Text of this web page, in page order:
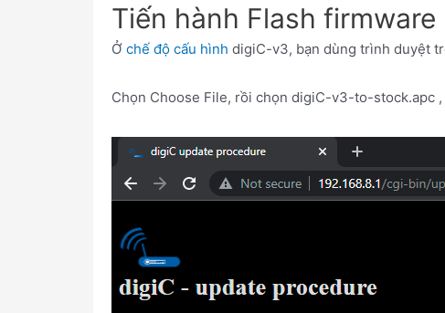
Tiến hành Flash firmware
Ở chế độ cấu hình digiC-v3, bạn dùng trình duyệt
Chọn Choose File, rồi chọn digiC-v3-to-stock.apc